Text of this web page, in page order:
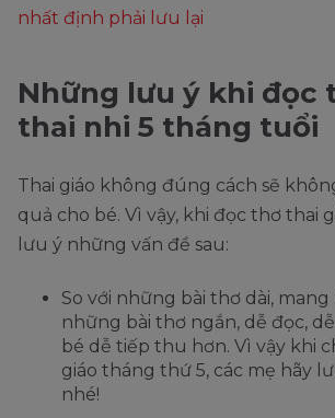
nhất định phải lưu lại
Những lưu ý khi đọc
thai nhi 5 tháng tuổi
Thai giáo không đúng cách sẽ
quả cho bé. Vì vậy, khi đọc thơ thai
lưu ý những vấn đề sau:
So với những bài thơ dài,
những bài thơ ngắn, dễ đọc,
bé dễ tiếp thu hơn. Vì vậy khi
giáo tháng thứ 5, các mẹ hãy
nhé!